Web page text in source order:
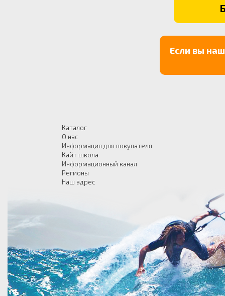
Если вы
Каталог
О нас
Информация для покупателя
Кайт школа
Информационный канал
Регионы
Наш адрес